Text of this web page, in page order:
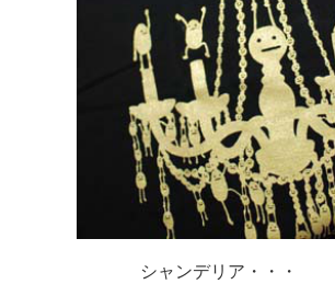
シャンデリア・・・